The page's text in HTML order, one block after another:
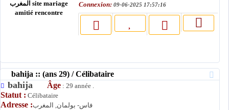
Connexion: 09-06-2025 17:57:16
bahija :: (ans 29) / Célibataire
bahija Âge : 29 année .
Statut : Célibataire
Adresse :فاس- بولمان, المغرب